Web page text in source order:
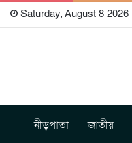
Saturday, August 8 2026
নীড়পাতা জাতীয়